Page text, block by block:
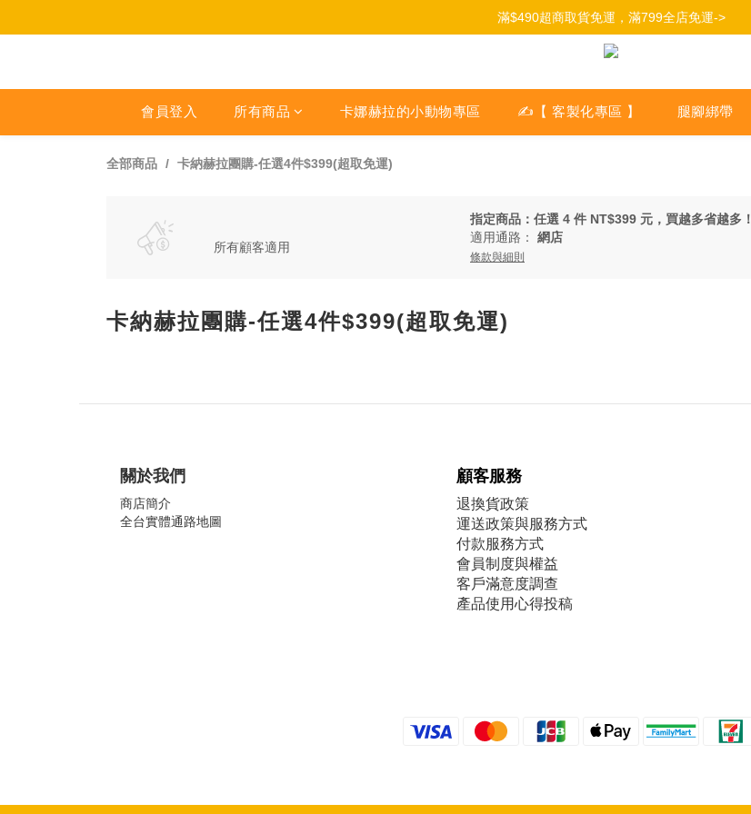
加入會員，立即獲得100元購物金->
滿$490超商取貨免運，滿799全店免運->
加入會員，立即獲得100元購物金->
會員登入 所有商品 卡娜赫拉的小動物專區 ✍【 客製化專區 】 腿腳綁帶
全部商品 卡納赫拉團購-任選4件$399(超取免運)
所有顧客適用
指定商品：任選 4 件 NT$399 元，買越多省越多！
適用通路： 網店
條款與細則
卡納赫拉團購-任選4件$399(超取免運)
關於我們
商店簡介
全台實體通路地圖
顧客服務
退換貨政策
運送政策與服務方式
付款服務方式
會員制度與權益
客戶滿意度調查
產品使用心得投稿